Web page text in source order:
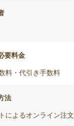
要料金
料・代引き手数料
法
によるオンライン注文